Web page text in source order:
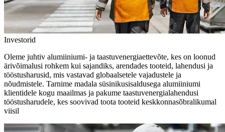
Investorid
Oleme juhtiv alumiiniumi- ja taastuvenergiaettevõte, kes on loonud
ärivõimalusi rohkem kui sajandiks, arendades tooteid, lahendusi ja
tööstusharusid, mis vastavad globaalsetele vajadustele ja
nõudmistele. Tarnime madala süsinikusisaldusega alumiiniumi
klientidele kogu maailmas ja pakume taastuvenergialahendusi
tööstusharudele, kes soovivad toota tooteid keskkonnasõbralikumal
viisil